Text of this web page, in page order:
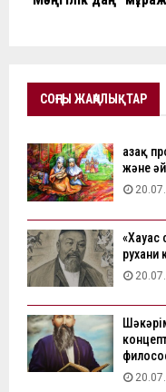
СОҢҒЫ ЖАҢАЛЫҚТАР
Қазақ
және
«Хауас
рухани